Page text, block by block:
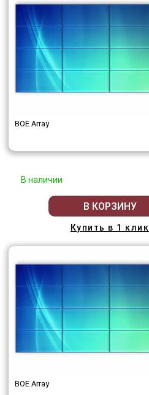
BOE Array
В наличии
В КОРЗИНУ
Купить в 1 клик
BOE Array